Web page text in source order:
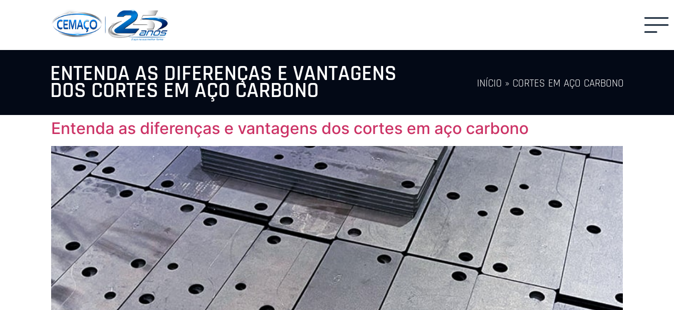
ENTENDA AS DIFERENÇAS E VANTAGENS
DOS CORTES EM AÇO CARBONO INÍCIO » CORTES EM AÇO CARBONO
Entenda as diferenças e vantagens dos cortes em aço carbono